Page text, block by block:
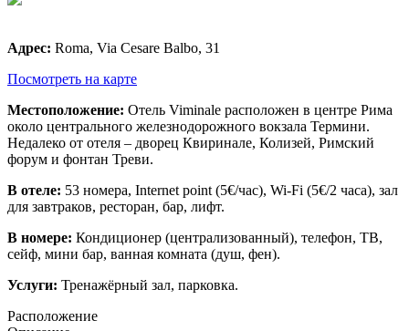
Адрес: Roma, Via Cesare Balbo, 31
Посмотреть на карте
Местоположение: Отель Viminale расположен в центре Рима
около центрального железнодорожного вокзала Термини.
Недалеко от отеля – дворец Квиринале, Колизей, Римский
форум и фонтан Треви.
В отеле: 53 номера, Internet point (5€/час), Wi-Fi (5€/2 часа), зал
для завтраков, ресторан, бар, лифт.
В номере: Кондиционер (централизованный), телефон, ТВ,
сейф, мини бар, ванная комната (душ, фен).
Услуги: Тренажёрный зал, парковка.
Расположение